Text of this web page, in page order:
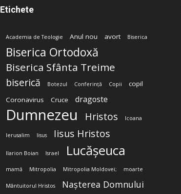
Etichete
Academia de Teologie Anul nou avort Biserica
Biserica Ortodoxă
Biserica Sfânta Treime
biserică Botezul Conferință Copii
copil
Coronavirus
Cruce dragoste
Dumnezeu Hristos Icoana
Ierusalim Iisus Iisus Hristos
Ilarion Boian Israel Lucășeuca
mamă Mitropolia Mitropolia Moldovei; moarte
Mântuitorul Hristos Nașterea Domnului